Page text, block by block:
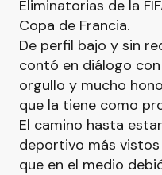
Eliminatorias de la
Copa de Francia.
De perfil bajo y sin
contó en diálogo con
orgullo y mucho
que la tiene como
El camino hasta
deportivo más
que en el medio